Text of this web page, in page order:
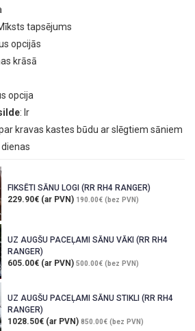
tapsējums
opcijās
krāsā
opcija
: Ir
kravas kastes būdu ar slēgtiem sāniem
FIKSĒTI SĀNU LOGI (RR RH4 RANGER)
229.90€ (ar PVN) 190.00€ (bez PVN)
UZ AUGŠU PACEĻAMI SĀNU VĀKI (RR RH4
RANGER)
605.00€ (ar PVN) 500.00€ (bez PVN)
UZ AUGŠU PACEĻAMI SĀNU STIKLI (RR RH4
RANGER)
1028.50€ (ar PVN) 850.00€ (bez PVN)